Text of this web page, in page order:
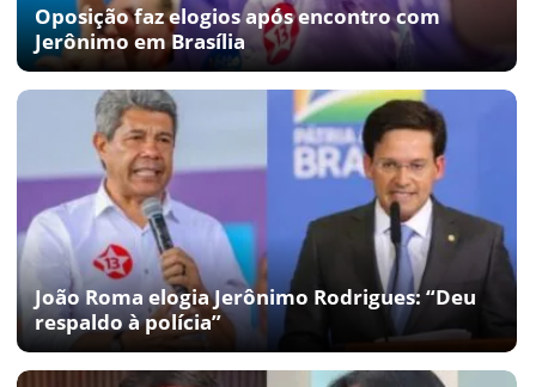
Oposição faz elogios após encontro com
Jerônimo em Brasília
João Roma elogia Jerônimo Rodrigues: “Deu
respaldo à polícia”